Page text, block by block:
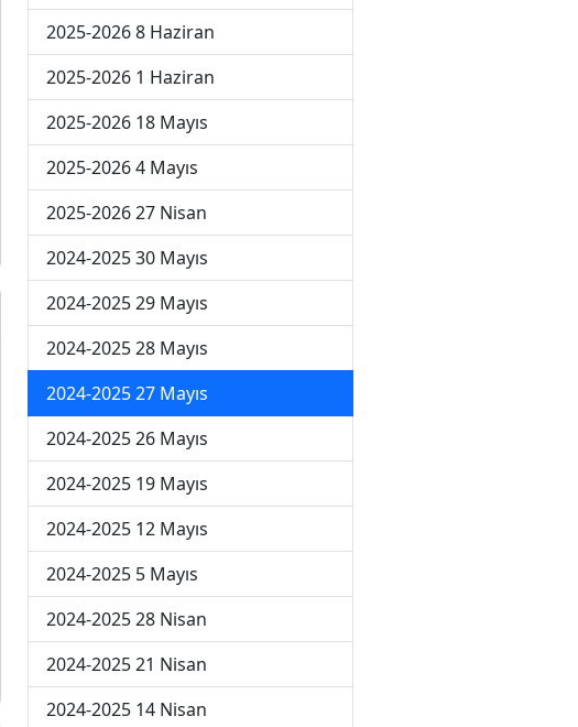
2025-2026 8 Haziran
2025-2026 1 Haziran
2025-2026 18 Mayıs
2025-2026 4 Mayıs
2025-2026 27 Nisan
2024-2025 30 Mayıs
2024-2025 29 Mayıs
2024-2025 28 Mayıs
2024-2025 27 Mayıs
2024-2025 26 Mayıs
2024-2025 19 Mayıs
2024-2025 12 Mayıs
2024-2025 5 Mayıs
2024-2025 28 Nisan
2024-2025 21 Nisan
2024-2025 14 Nisan